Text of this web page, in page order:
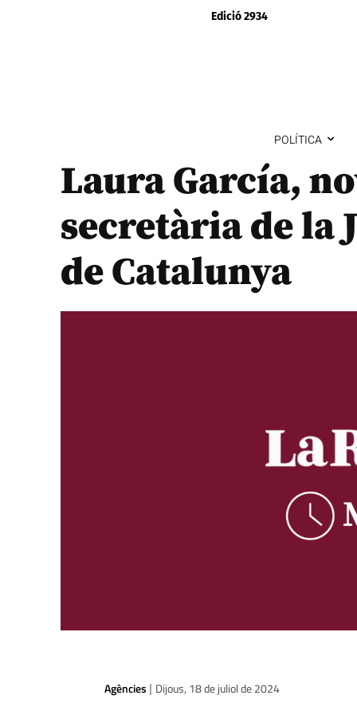
Edició 2934
POLÍTICA
Laura García,
secretària de la
de Catalunya
Agències | Dijous, 18 de juliol de 2024